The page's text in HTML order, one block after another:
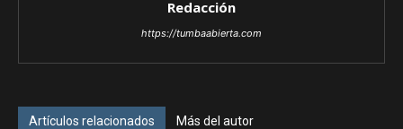
Redacción
https://tumbaabierta.com
Artículos relacionados Más del autor